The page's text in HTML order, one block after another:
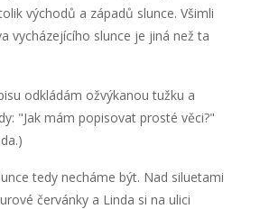
východů a západů slunce. Všimli
vycházejícího slunce je jiná než ta
odkládám ožvýkanou tužku a
"Jak mám popisovat prosté věci?"
tedy necháme být. Nad siluetami
červánky a Linda si na ulici